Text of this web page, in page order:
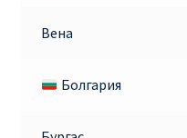
Вена
Болгария